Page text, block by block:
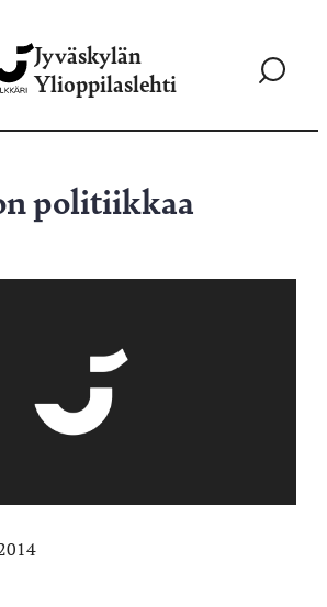
Jyväskylän
Ylioppilaslehti
Siirry
politiikkaa